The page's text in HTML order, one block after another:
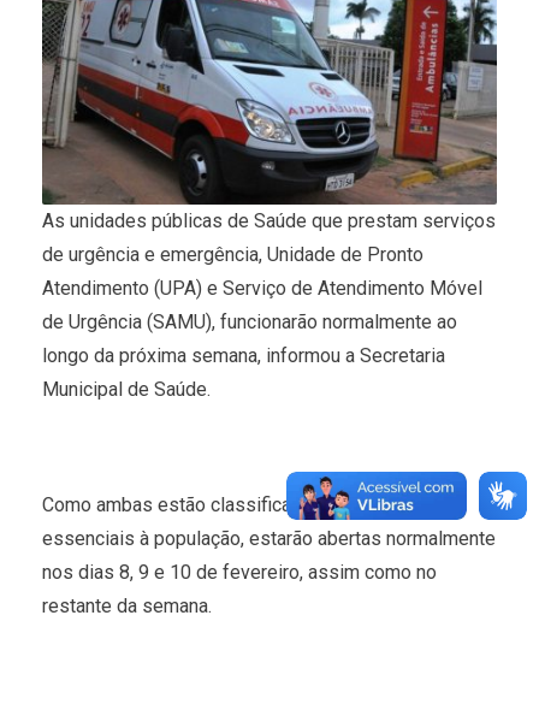
As unidades públicas de Saúde que prestam serviços
de urgência e emergência, Unidade de Pronto
Atendimento (UPA) e Serviço de Atendimento Móvel
de Urgência (SAMU), funcionarão normalmente ao
longo da próxima semana, informou a Secretaria
Municipal de Saúde.
Como ambas estão classificadas como serviços
essenciais à população, estarão abertas normalmente
nos dias 8, 9 e 10 de fevereiro, assim como no
restante da semana.